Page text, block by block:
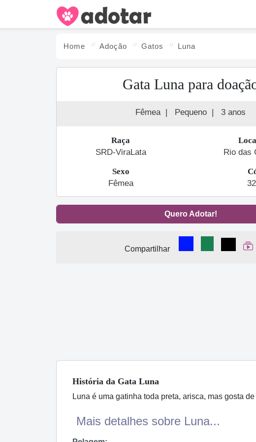
Home Adoção Gatos Luna
Gata Luna para
Fêmea | Pequeno | 3 anos
Raça
SRD-ViraLata
Rio das
Sexo
Fêmea
Quero Adotar!
Compartilhar
Compartilhar no
História da Gata Luna
Luna é uma gatinha toda preta, arisca, mas gosta
Mais detalhes sobre Luna...